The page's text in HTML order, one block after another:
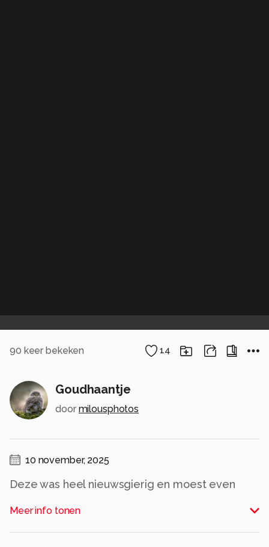
90 keer bekeken 14
Goudhaantje
door milousphotos
10 november, 2025
Deze was heel nieuwsgierig en moest even
Meer info tonen